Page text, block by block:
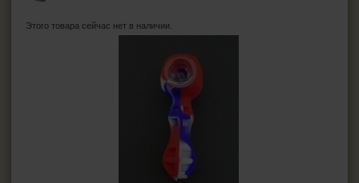
Этого товара сейчас нет в наличии.